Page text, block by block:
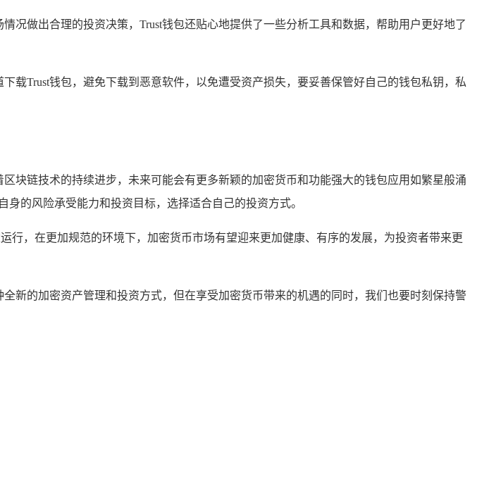
况做出合理的投资决策，Trust钱包还贴心地提供了一些分析工具和数据，帮助用户更好地了
载Trust钱包，避免下载到恶意软件，以免遭受资产损失，要妥善保管好自己的钱包私钥，私
块链技术的持续进步，未来可能会有更多新颖的加密货币和功能强大的钱包应用如繁星般涌
的风险承受能力和投资目标，选择适合自己的投资方式。
，在更加规范的环境下，加密货币市场有望迎来更加健康、有序的发展，为投资者带来更
新的加密资产管理和投资方式，但在享受加密货币带来的机遇的同时，我们也要时刻保持警